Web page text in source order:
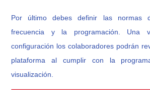
Por último debes definir las normas
frecuencia y la programación. Una
configuración los colaboradores podrán
plataforma al cumplir con la
visualización.